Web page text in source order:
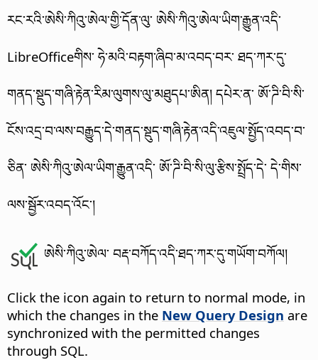
རང་རའི་ཨེསི་ཀིའུ་ཨེལ་གྱི་དོན་ལུ་ ཨེསི་ཀིའུ་ཨེལ་ཡིག་རྒྱུན་འདི་
LibreOfficeགིས་ ཧེ་མའི་བརྟག་ཞིབ་མ་འབད་བར་ ཐད་ཀར་དུ་
གནད་སྡུད་གཞི་རྟེན་རིམ་ལུགས་ལུ་མཐུདཔ་ཨིན། དཔེར་ན་ ཨོ་ཌི་བི་སི་
ངོས་འདྲ་བ་ལས་བརྒྱུད་དེ་གནད་སྡུད་གཞི་རྟེན་འདི་འཇུལ་སྤྱོད་འབད་བ་
ཅིན་ ཨེསི་ཀིའུ་ཨེལ་ཡིག་རྒྱུན་འདི་ ཨོ་ཌི་བི་སི་ལུ་རྩིས་སྤྲོད་དེ་ དེ་གིས་
ལས་སྦྱོར་འབད་འོང་།
ཨེསི་ཀིའུ་ཨེལ་ བརྡ་བཀོད་འདི་ཐད་ཀར་དུ་གཡོག་བཀོལ།
Click the icon again to return to normal mode, in
which the changes in the New Query Design are
synchronized with the permitted changes
through SQL.